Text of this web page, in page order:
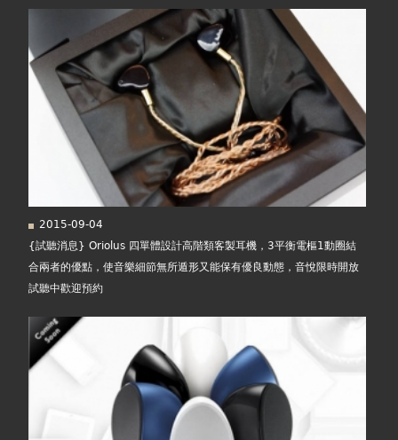
2015-09-04
{試聽消息} Oriolus 四單體設計高階類客製耳機，3平衡電樞1動圈結
合兩者的優點，使音樂細節無所遁形又能保有優良動態，音悅限時開放
試聽中歡迎預約